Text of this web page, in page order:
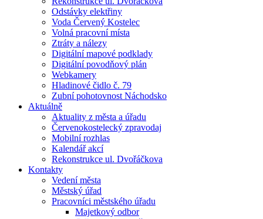
Odstávky elektřiny
Voda Červený Kostelec
Volná pracovní místa
Ztráty a nálezy
Digitální mapové podklady
Digitální povodňový plán
Webkamery
Hladinové čidlo č. 79
Zubní pohotovnost Náchodsko
Aktuálně
Aktuality z města a úřadu
Červenokostelecký zpravodaj
Mobilní rozhlas
Kalendář akcí
Rekonstrukce ul. Dvořáčkova
Kontakty
Vedení města
Městský úřad
Pracovníci městského úřadu
Majetkový odbor